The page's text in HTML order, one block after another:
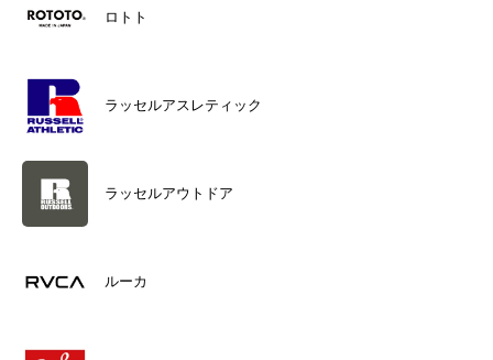
ロトト
ラッセルアスレティック
ラッセルアウトドア
ルーカ